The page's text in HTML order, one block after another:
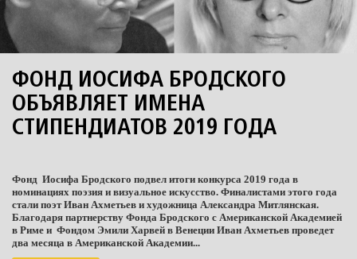
ФОНД ИОСИФА БРОДСКОГО
ОБЪЯВЛЯЕТ ИМЕНА
СТИПЕНДИАТОВ 2019 ГОДА
Фонд Иосифа Бродского подвел итоги конкурса 2019 года в
номинациях поэзия и визуальное искусство. Финалистами этого года
стали поэт Иван Ахметьев и художница Александра Митлянская.
Благодаря партнерству Фонда Бродского с Американской Академией
в Риме и Фондом Эмили Харвей в Венеции Иван Ахметьев проведет
два месяца в Американской Академии...